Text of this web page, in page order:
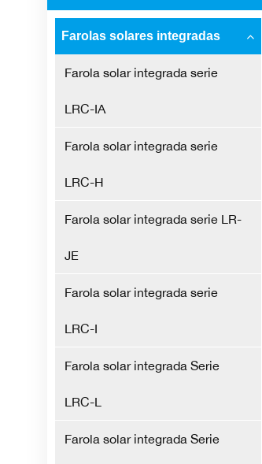
Farolas solares integradas
Farola solar integrada serie
LRC-IA
Farola solar integrada serie
LRC-H
Farola solar integrada serie LR-
JE
Farola solar integrada serie
LRC-I
Farola solar integrada Serie
LRC-L
Farola solar integrada Serie